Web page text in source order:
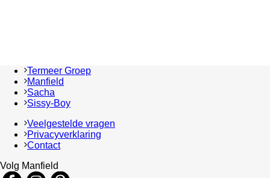
Termeer Groep
Manfield
Sacha
Sissy-Boy
Veelgestelde vragen
Privacyverklaring
Contact
Volg Manfield